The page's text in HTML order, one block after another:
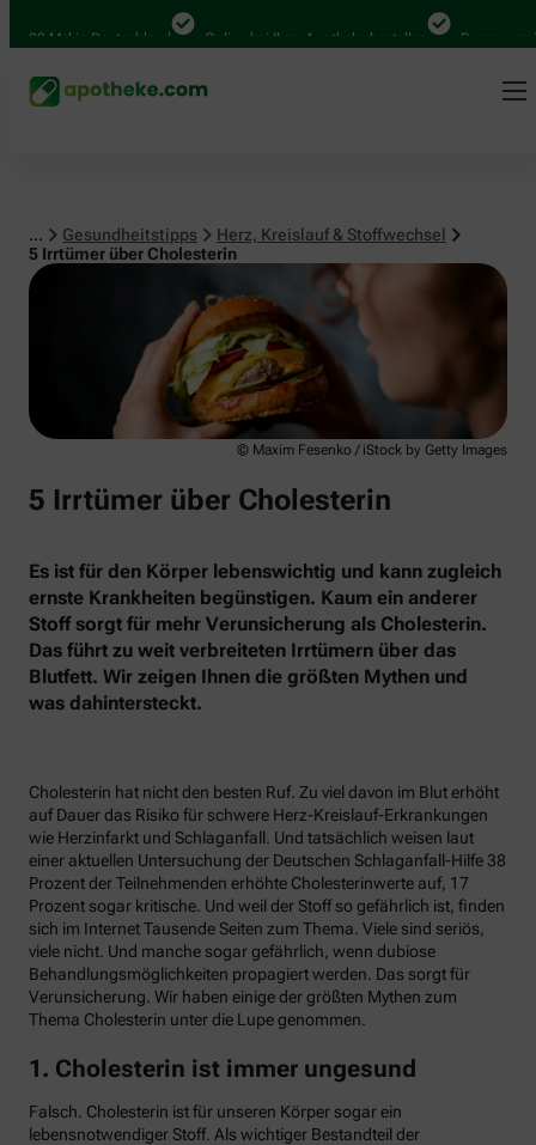
Mal in Deutschland Online bei Ihrer Apotheke bestellen Bequem
... Gesundheitstipps
Herz, Kreislauf & Stoffwechsel
5 Irrtümer über Cholesterin
Herz, Kreislauf & Stoffwechsel
© Maxim Fesenko / iStock by Getty Images
5 Irrtümer über Cholesterin
Es ist für den Körper lebenswichtig und kann zugleich
ernste Krankheiten begünstigen. Kaum ein anderer
Stoff sorgt für mehr Verunsicherung als Cholesterin.
Das führt zu weit verbreiteten Irrtümern über das
Blutfett. Wir zeigen Ihnen die größten Mythen und
was dahintersteckt.
Cholesterin hat nicht den besten Ruf. Zu viel davon im Blut erhöht
auf Dauer das Risiko für schwere Herz-Kreislauf-Erkrankungen
wie Herzinfarkt und Schlaganfall. Und tatsächlich weisen laut
einer aktuellen Untersuchung der Deutschen Schlaganfall-Hilfe 38
Prozent der Teilnehmenden erhöhte Cholesterinwerte auf, 17
Prozent sogar kritische. Und weil der Stoff so gefährlich ist, finden
sich im Internet Tausende Seiten zum Thema. Viele sind seriös,
viele nicht. Und manche sogar gefährlich, wenn dubiose
Behandlungsmöglichkeiten propagiert werden. Das sorgt für
Verunsicherung. Wir haben einige der größten Mythen zum
Thema Cholesterin unter die Lupe genommen.
1. Cholesterin ist immer ungesund
Falsch. Cholesterin ist für unseren Körper sogar ein
lebensnotwendiger Stoff. Als wichtiger Bestandteil der